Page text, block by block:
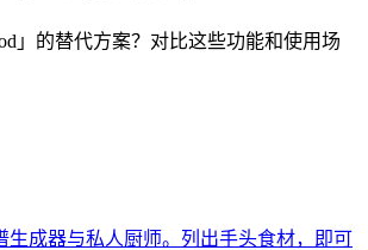
」的替代方案？对比这些功能和使用场
生成器与私人厨师。列出手头食材，即可